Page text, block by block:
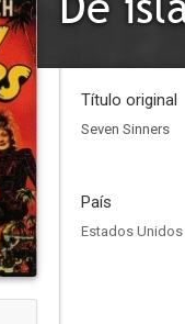
Título original
Seven Sinners
País
Estados Unidos